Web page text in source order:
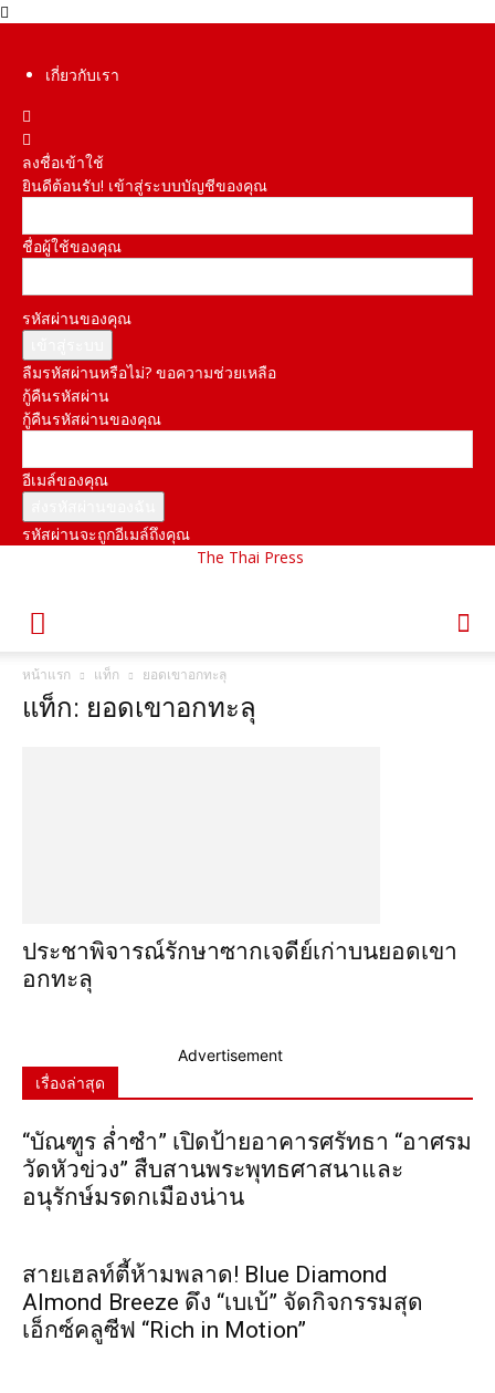
เกี่ยวกับเรา
ลงชื่อเข้าใช้
ยินดีต้อนรับ! เข้าสู่ระบบบัญชีของคุณ
ชื่อผู้ใช้ของคุณ
รหัสผ่านของคุณ
ลืมรหัสผ่านหรือไม่? ขอความช่วยเหลือ
กู้คืนรหัสผ่าน
กู้คืนรหัสผ่านของคุณ
อีเมล์ของคุณ
รหัสผ่านจะถูกอีเมล์ถึงคุณ
The Thai Press
หน้าแรก แท็ก ยอดเขาอกทะลุ
แท็ก: ยอดเขาอกทะลุ
ประชาพิจารณ์รักษาซากเจดีย์เก่าบนยอดเขา
อกทะลุ
Advertisement
เรื่องล่าสุด
“บัณฑูร ล่ำซำ” เปิดป้ายอาคารศรัทธา “อาศรม
วัดหัวข่วง” สืบสานพระพุทธศาสนาและ
อนุรักษ์มรดกเมืองน่าน
สายเฮลท์ตี้ห้ามพลาด! Blue Diamond
Almond Breeze ดึง “เบเบ้” จัดกิจกรรมสุด
เอ็กซ์คลูซีฟ “Rich in Motion”